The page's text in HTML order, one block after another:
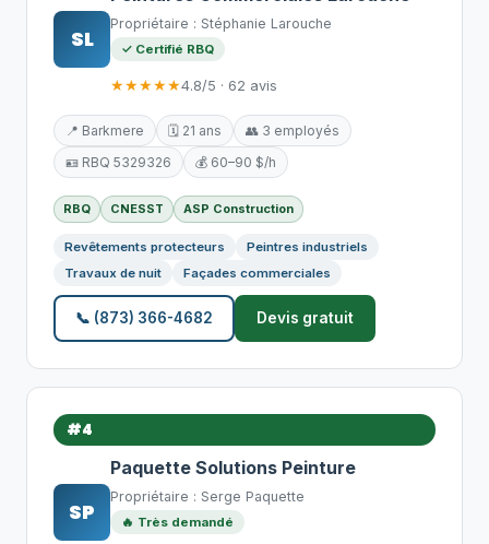
SL
Propriétaire : Stéphanie Larouche
✓ Certifié RBQ
★★★★★4.8/5 · 62 avis
📍 Barkmere 🗓️ 21 ans
👥 3 employés
🪪 RBQ 5329326
💰 60–90 $/h
RBQ CNESST ASP Construction
Revêtements protecteurs
Peintres industriels
Travaux de nuit
Façades commerciales
📞 (873) 366-4682 Devis gratuit
#4
SP
Paquette Solutions Peinture
Propriétaire : Serge Paquette
🔥 Très demandé